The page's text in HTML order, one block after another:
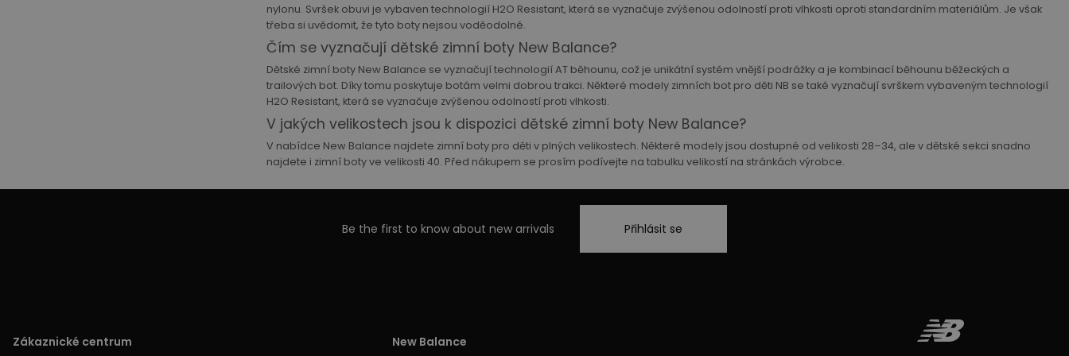
nylonu. Svršek obuvi je vybaven technologií H2O Resistant, která se vyznačuje zvýšenou odolností proti vlhkosti oproti standardním materiálům. Je však
třeba si uvědomit, že tyto boty nejsou voděodolné.
Čím se vyznačují dětské zimní boty New Balance?
Dětské zimní boty New Balance se vyznačují technologií AT běhounu, což je unikátní systém vnější podrážky a je kombinací běhounu běžeckých a
trailových bot. Díky tomu poskytuje botám velmi dobrou trakci. Některé modely zimních bot pro děti NB se také vyznačují svrškem vybaveným technologií
H2O Resistant, která se vyznačuje zvýšenou odolností proti vlhkosti.
V jakých velikostech jsou k dispozici dětské zimní boty New Balance?
V nabídce New Balance najdete zimní boty pro děti v plných velikostech. Některé modely jsou dostupné od velikosti 28–34, ale v dětské sekci snadno
najdete i zimní boty ve velikosti 40. Před nákupem se prosím podívejte na tabulku velikostí na stránkách výrobce.
Be the first to know about new arrivals Přihlásit se
Zákaznické centrum New Balance